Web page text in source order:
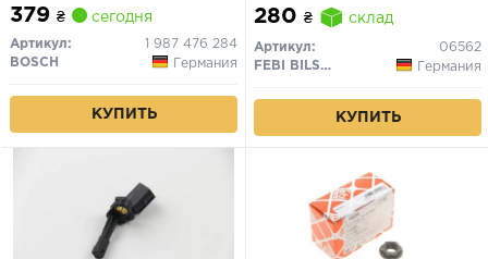
379 ₴ сегодня
Артикул:
1 987 476 284
BOSCH
Германия
КУПИТЬ
280 ₴ склад
Артикул:
06562
FEBI BILSTEIN
Германия
КУПИТЬ